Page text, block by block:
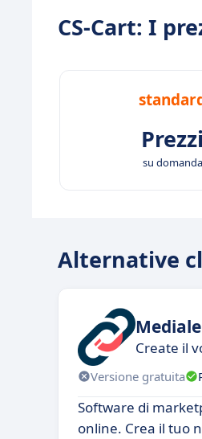
CS-Cart: I
Prezzi
su domanda
Alternative
Create il
Versione gratuita
Software di
online. Crea il tuo